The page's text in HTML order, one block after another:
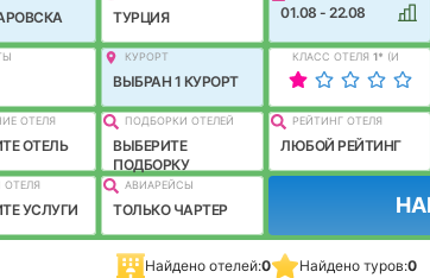
ТУРЦИЯ 01.08 - 22.08
КУРОРТ
ВЫБРАН 1 КУРОРТ
КЛАСС ОТЕЛЯ 1* (И
ЛУЧШЕ)
ОТЕЛЯ
ОТЕЛЬ
ПОДБОРКИ ОТЕЛЕЙ
ВЫБЕРИТЕ
ПОДБОРКУ
РЕЙТИНГ ОТЕЛЯ
ЛЮБОЙ РЕЙТИНГ
ОТЕЛЯ
УСЛУГИ
АВИАРЕЙСЫ
ТОЛЬКО ЧАРТЕР
Найдено отелей:0 Найдено туров:0